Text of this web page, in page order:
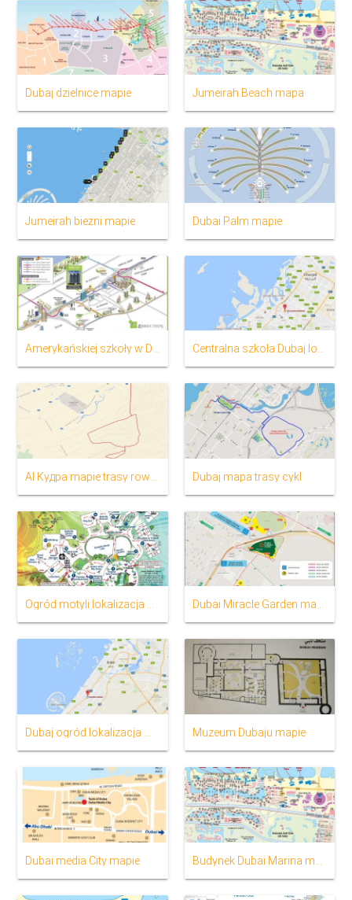
Dubaj dzielnice mapie Jumeirah Beach mapa
Jumeirah bieżni mapie Dubai Palm mapie
Amerykańskiej szkoły w Dubaju, lokalizacja na mapie Centralna szkoła Dubaj lokalizacja na mapie
Dubaj mapa trasy cykl
Ogród motyli lokalizacja na mapie Dubai Miracle Garden mapie
Muzeum Dubaju mapie
Dubai media City mapie